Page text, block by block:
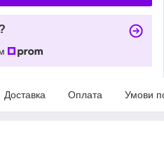
Доставка Оплата Умови